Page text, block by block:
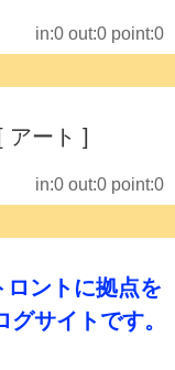
in:0 out:0 point:0
[ アート ]
in:0 out:0 point:0
ントに拠点を
サイトです。